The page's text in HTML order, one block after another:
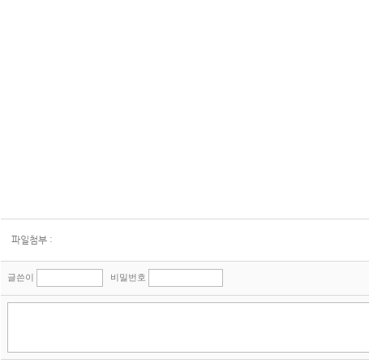
파일첨부 :
글쓴이 비밀번호